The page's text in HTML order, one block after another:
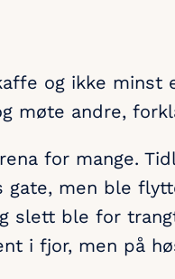
og ikke minst
møte andre,
for mange.
gate, men ble
slett ble for
i fjor, men på